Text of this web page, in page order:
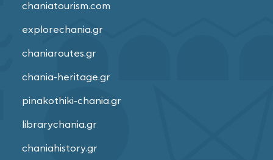
chaniatourism.com
explorechania.gr
chaniaroutes.gr
chania-heritage.gr
pinakothiki-chania.gr
librarychania.gr
chaniahistory.gr